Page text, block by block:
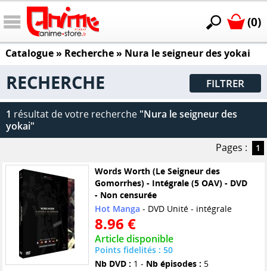
(0)
Catalogue» Recherche » Nura le seigneur des yokai
RECHERCHE FILTRER
1 résultat de votre recherche "Nura le seigneur des
yokai"
Pages :
1
Words Worth (Le Seigneur des
Gomorrhes) - Intégrale (5 OAV) - DVD
- Non censurée
Hot Manga - DVD Unité - intégrale
8.96 €
Article disponible
Points fidelités : 50
Nb DVD : 1 - Nb épisodes : 5